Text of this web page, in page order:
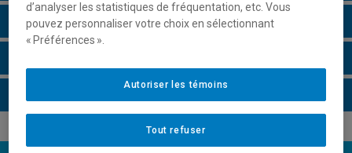
Horaire - Été 2026
d’analyser les statistiques de fréquentation, etc. Vous
pouvez personnaliser votre choix en sélectionnant
« Préférences ».
Tout refuser
Autoriser les témoins